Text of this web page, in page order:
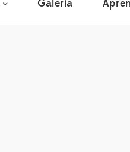
Galería